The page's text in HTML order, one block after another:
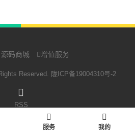
源码商城 增值服务
Reserved. 陇ICP备19004310号-2
RSS
服务 我的